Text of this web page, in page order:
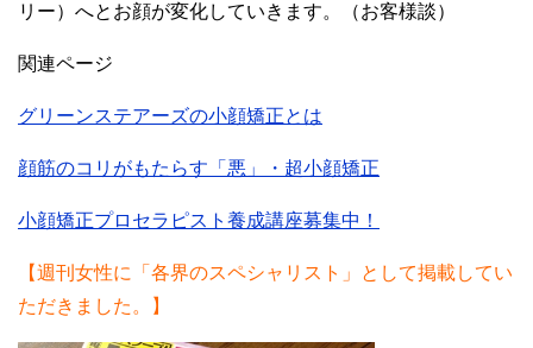
リー）へとお顔が変化していきます。（お客様談）
関連ページ
グリーンステアーズの小顔矯正とは
顔筋のコリがもたらす「悪」・超小顔矯正
小顔矯正プロセラピスト養成講座募集中！
【週刊女性に「各界のスペシャリスト」として掲載してい
ただきました。】